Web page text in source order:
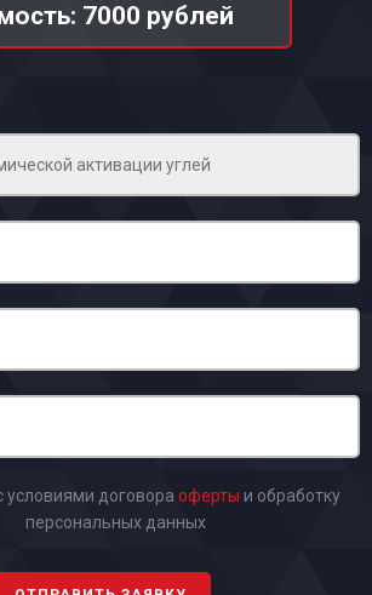
7000 рублей
условиями договора оферты и обработку
персональных данных